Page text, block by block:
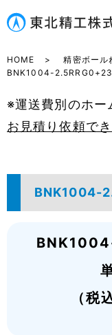
HOME
精密ボール
BNK1004-
※運送費別のホー
お見積り依頼でき
BNK1004-
（税